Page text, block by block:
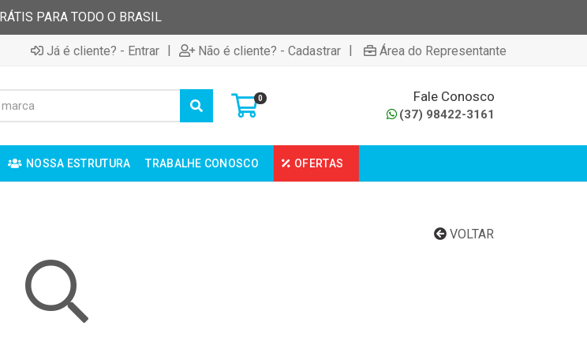
PARA TODO O BRASIL
Já é cliente? - Entrar | Não é cliente? - Cadastrar | Área do Representante
0 Fale Conosco
(37) 98422-3161
NOSSA ESTRUTURA TRABALHE CONOSCO OFERTAS
VOLTAR